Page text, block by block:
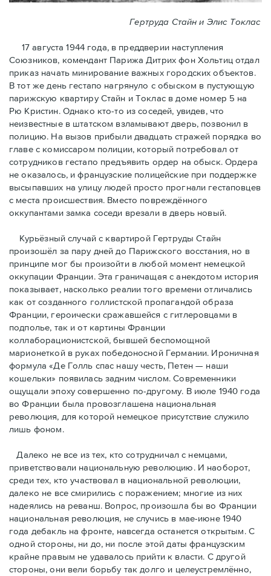
Гертруда Стайн и Элис Токлас
17 августа 1944 года, в преддверии наступления
Союзников, комендант Парижа Дитрих фон Хольтиц отдал
приказ начать минирование важных городских объектов.
В тот же день гестапо нагрянуло с обыском в пустующую
парижскую квартиру Стайн и Токлaс в домe номер 5 на
Рю Кристин. Однако кто-то из соседей, увидев, что
неизвестные в штатском взламывают дверь, позвонил в
полицию. На вызов прибыли двадцать стражей порядка во
главе с комиссаром полиции, который потребовал от
сотрудников гестапо предъявить ордер на обыск. Ордера
не оказалось, и французские полицейские при поддержке
высыпавших на улицу людей просто прогнали гестаповцев
с места происшествия. Вместо повреждённого
оккупантами замка соседи врезали в дверь новый.
Курьёзный случай с квартирой Гертруды Стайн
произошёл за пару дней до Парижского восстания, но в
принципe мог бы произойти в любой момент немецкой
оккупации Франции. Эта граничащая с анекдотом история
показывает, насколько реалии того времени отличались
как от созданного голлистской пропагандой образа
Франции, героически сражавшейся с гитлеровцами в
подполье, так и от картины Франции
коллаборационистской, бывшей беспомощной
марионеткой в руках победоносной Германии. Ироничная
формула «Де Голль спас нашу честь, Петен — наши
кошельки» появилась задним числом. Современники
ощущали эпоху совершенно по-другому. В июле 1940 года
во Франции была провозглашена национальная
революция, для которой немецкое присутствие служило
лишь фоном.
Далеко не все из тех, кто сотрудничал с немцами,
приветствовали национальную революцию. И наоборот,
среди тех, кто участвовал в национальной революции,
далеко не все смирились с поражением; многие из них
надеялись на реванш. Вопрос, произошла бы во Франции
национальная революция, не случись в мае-июне 1940
года дебакль на фронте, навсегда останется открытым. С
одной стороны, ни до, ни после этой даты французским
крайне правым не удавалось прийти к власти. С другой
стороны, они вели борьбу так долго и целеустремлённо,